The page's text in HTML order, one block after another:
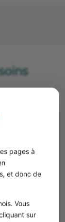
pages à
et donc de
Vous
sur
en soins
ce type